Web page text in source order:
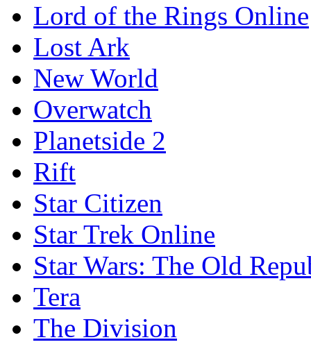
Lord of the Rings Online
Lost Ark
New World
Overwatch
Planetside 2
Rift
Star Citizen
Star Trek Online
Star Wars: The Old
Tera
The Division